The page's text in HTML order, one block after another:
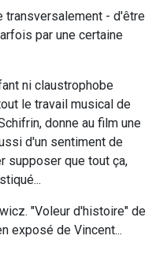
transversalement - d'être
par une certaine
ni claustrophobe
le travail musical de
donne au film une
d'un sentiment de
supposer que tout ça,
"Voleur d'histoire" de
exposé de Vincent...